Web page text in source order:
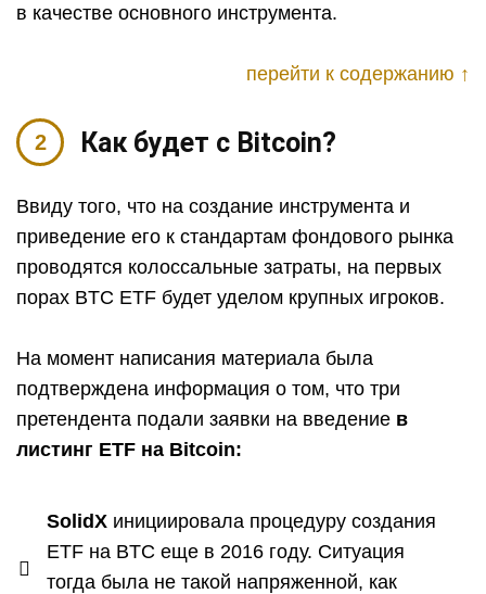
в качестве основного инструмента.
перейти к содержанию ↑
Как будет с Bitcoin?
Ввиду того, что на создание инструмента и
приведение его к стандартам фондового рынка
проводятся колоссальные затраты, на первых
порах BTC ETF будет уделом крупных игроков.
На момент написания материала была
подтверждена информация о том, что три
претендента подали заявки на введение в
листинг ETF на Bitcoin:
SolidX инициировала процедуру создания
ETF на BTC еще в 2016 году. Ситуация
тогда была не такой напряженной, как